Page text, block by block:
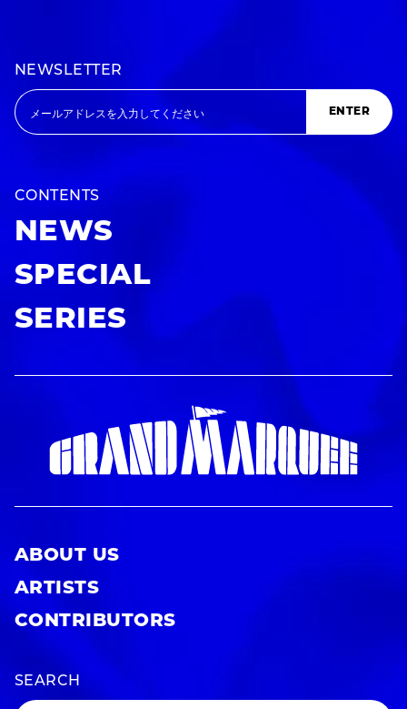
NEWSLETTER
ENTER
CONTENTS
NEWS
SPECIAL
SERIES
ABOUT US
ARTISTS
CONTRIBUTORS
SEARCH